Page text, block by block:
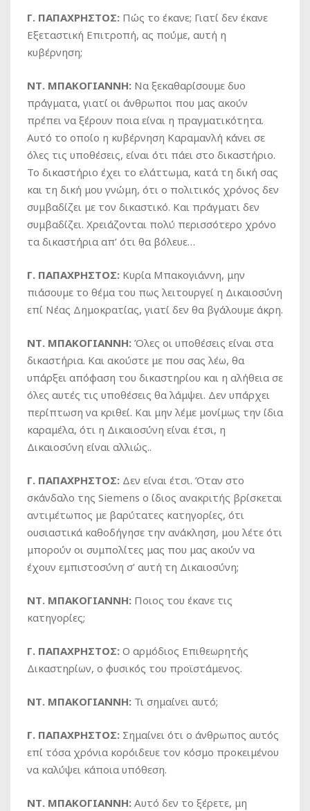
Γ. ΠΑΠΑΧΡΗΣΤΟΣ: Πώς το έκανε; Γιατί δεν έκανε
Εξεταστική Επιτροπή, ας πούμε, αυτή η
κυβέρνηση;
ΝΤ. ΜΠΑΚΟΓΙΑΝΝΗ: Να ξεκαθαρίσουμε δυο
πράγματα, γιατί οι άνθρωποι που μας ακούν
πρέπει να ξέρουν ποια είναι η πραγματικότητα.
Αυτό το οποίο η κυβέρνηση Καραμανλή κάνει σε
όλες τις υποθέσεις, είναι ότι πάει στο δικαστήριο.
Το δικαστήριο έχει το ελάττωμα, κατά τη δική σας
και τη δική μου γνώμη, ότι ο πολιτικός χρόνος δεν
συμβαδίζει με τον δικαστικό. Και πράγματι δεν
συμβαδίζει. Χρειάζονται πολύ περισσότερο χρόνο
τα δικαστήρια απ’ ότι θα βόλευε…
Γ. ΠΑΠΑΧΡΗΣΤΟΣ: Κυρία Μπακογιάννη, μην
πιάσουμε το θέμα του πως λειτουργεί η Δικαιοσύνη
επί Νέας Δημοκρατίας, γιατί δεν θα βγάλουμε άκρη.
ΝΤ. ΜΠΑΚΟΓΙΑΝΝΗ: Όλες οι υποθέσεις είναι στα
δικαστήρια. Και ακούστε με που σας λέω, θα
υπάρξει απόφαση του δικαστηρίου και η αλήθεια σε
όλες αυτές τις υποθέσεις θα λάμψει. Δεν υπάρχει
περίπτωση να κριθεί. Και μην λέμε μονίμως την ίδια
καραμέλα, ότι η Δικαιοσύνη είναι έτσι, η
Δικαιοσύνη είναι αλλιώς..
Γ. ΠΑΠΑΧΡΗΣΤΟΣ: Δεν είναι έτσι. Όταν στο
σκάνδαλο της Siemens ο ίδιος ανακριτής βρίσκεται
αντιμέτωπος με βαρύτατες κατηγορίες, ότι
ουσιαστικά καθοδήγησε την ανάκληση, μου λέτε ότι
μπορούν οι συμπολίτες μας που μας ακούν να
έχουν εμπιστοσύνη σ’ αυτή τη Δικαιοσύνη;
ΝΤ. ΜΠΑΚΟΓΙΑΝΝΗ: Ποιος του έκανε τις
κατηγορίες;
Γ. ΠΑΠΑΧΡΗΣΤΟΣ: Ο αρμόδιος Επιθεωρητής
Δικαστηρίων, ο φυσικός του προϊστάμενος.
ΝΤ. ΜΠΑΚΟΓΙΑΝΝΗ: Τι σημαίνει αυτό;
Γ. ΠΑΠΑΧΡΗΣΤΟΣ: Σημαίνει ότι ο άνθρωπος αυτός
επί τόσα χρόνια κορόιδευε τον κόσμο προκειμένου
να καλύψει κάποια υπόθεση.
ΝΤ. ΜΠΑΚΟΓΙΑΝΝΗ: Αυτό δεν το ξέρετε, μη